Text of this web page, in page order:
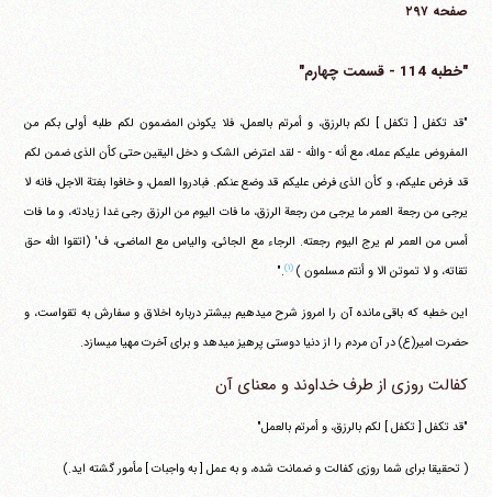
صفحه ۲۹۷
"خطبه 114 - قسمت چهارم"
"قد تکفل [ تکفل ] لکم بالرزق، و أمرتم بالعمل، فلا یکونن المضمون لکم طلبه أولی بکم من
المفروض علیکم عمله، مع أنه - والله - لقد اعترض الشک و دخل الیقین حتی کأن الذی ضمن لکم
قد فرض علیکم، و کأن الذی فرض علیکم قد وضع عنکم. فبادروا العمل، و خافوا بغتة الاجل، فانه لا
یرجی من رجعة العمر ما یرجی من رجعة الرزق، ما فات الیوم من الرزق رجی غدا زیادته، و ما فات
أمس من العمر لم یرج الیوم رجعته. الرجاء مع الجائی، والیاس مع الماضی، ف' (اتقوا الله حق
تقاته، و لا تموتن الا و أنتم مسلمون )(۱) ."
این خطبه که باقی مانده آن را امروز شرح می‎دهیم بیشتر درباره اخلاق و سفارش به تقواست، و
حضرت امیر(ع) در آن مردم را از دنیا دوستی پرهیز می‎دهد و برای آخرت مهیا می‎سازد.
کفالت روزی از طرف خداوند و معنای آن
"قد تکفل [ تکفل ] لکم بالرزق، و أمرتم بالعمل"
( تحقیقا برای شما روزی کفالت و ضمانت شده، و به عمل [ به واجبات ] مأمور گشته اید.)